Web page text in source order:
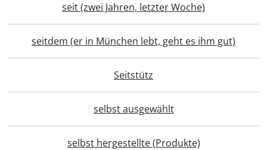
seit (zwei Jahren, letzter Woche)
seitdem (er in München lebt, geht es ihm gut)
Seitstütz
selbst ausgewählt
selbst hergestellte (Produkte)